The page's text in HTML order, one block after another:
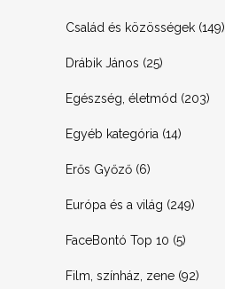
Család és közösségek (149)
Drábik János (25)
Egészség, életmód (203)
Egyéb kategória (14)
Erős Győző (6)
Európa és a világ (249)
FaceBontó Top 10 (5)
Film, színház, zene (92)